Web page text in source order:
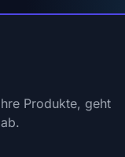
Produkte, geht